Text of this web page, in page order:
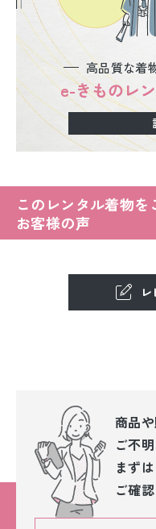
高品質な着
e-きものレ
このレンタル着物を
お客様の声
商品
ご不
まず
ご確